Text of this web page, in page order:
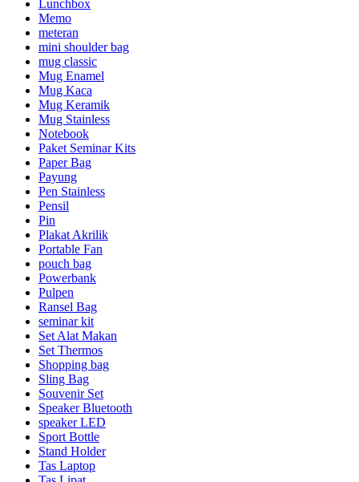
Lunchbox
Memo
meteran
mini shoulder bag
mug classic
Mug Enamel
Mug Kaca
Mug Keramik
Mug Stainless
Notebook
Paket Seminar Kits
Paper Bag
Payung
Pen Stainless
Pensil
Pin
Plakat Akrilik
Portable Fan
pouch bag
Powerbank
Pulpen
Ransel Bag
seminar kit
Set Alat Makan
Set Thermos
Shopping bag
Sling Bag
Souvenir Set
Speaker Bluetooth
speaker LED
Sport Bottle
Stand Holder
Tas Laptop